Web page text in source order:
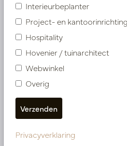
Kentia Palm Groen H190 D120
Op voorraad
PV17.4175119
Meer van Kunstplanten
Interieurbeplanter
Project- en kantoorinrichting
Hospitality
Hovenier / tuinarchitect
Webwinkel
Overig
Privacyverklaring